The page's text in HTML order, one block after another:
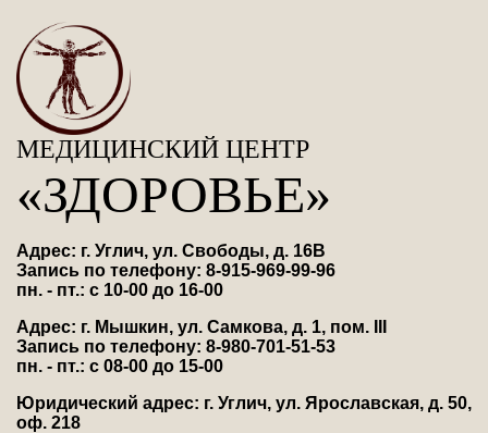
МЕДИЦИНСКИЙ ЦЕНТР
«ЗДОРОВЬЕ»
Адрес: г. Углич, ул. Свободы, д. 16В
Запись по телефону: 8-915-969-99-96
пн. - пт.: с 10-00 до 16-00
Адрес: г. Мышкин, ул. Самкова, д. 1, пом. III
Запись по телефону: 8-980-701-51-53
пн. - пт.: с 08-00 до 15-00
Юридический адрес: г. Углич, ул. Ярославская, д. 50,
оф. 218